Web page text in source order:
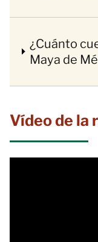
¿Cuánto
Maya de
Vídeo de la